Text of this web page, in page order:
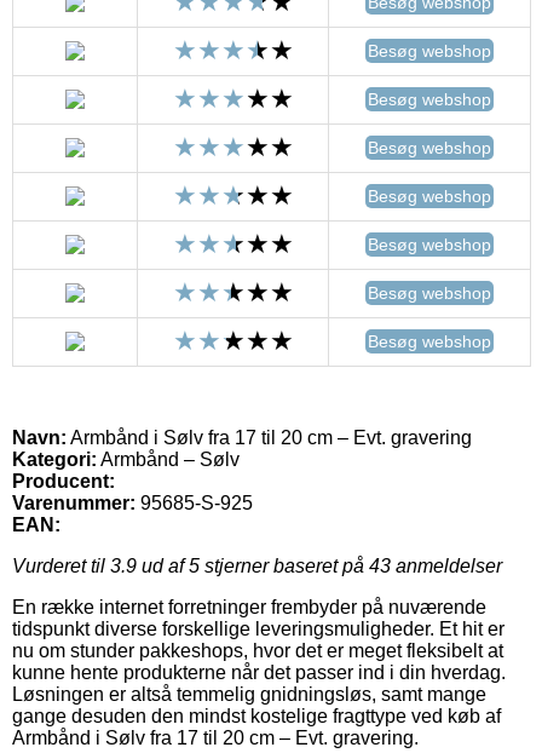
Besøg webshop
Besøg webshop
Besøg webshop
Besøg webshop
Besøg webshop
Besøg webshop
Besøg webshop
Navn: Armbånd i Sølv fra 17 til 20 cm – Evt. gravering
Kategori: Armbånd – Sølv
Producent:
Varenummer: 95685-S-925
EAN:
Vurderet til 3.9 ud af 5 stjerner baseret på 43 anmeldelser
En række internet forretninger frembyder på nuværende
tidspunkt diverse forskellige leveringsmuligheder. Et hit er
nu om stunder pakkeshops, hvor det er meget fleksibelt at
kunne hente produkterne når det passer ind i din hverdag.
Løsningen er altså temmelig gnidningsløs, samt mange
gange desuden den mindst kostelige fragttype ved køb af
Armbånd i Sølv fra 17 til 20 cm – Evt. gravering.